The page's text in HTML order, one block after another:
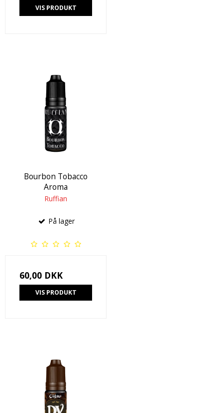
VIS PRODUKT
Bourbon Tobacco
Aroma
Ruffian
På lager
60,00 DKK
VIS PRODUKT